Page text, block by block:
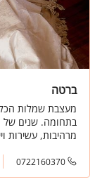
ברטה
מעצבת שמלות
בתחומה. שנים של
מרהיבות, עשירות
0722160370